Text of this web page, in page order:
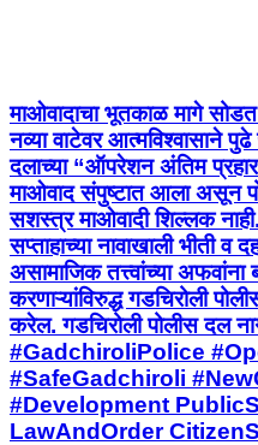
माओवादाचा भूतकाळ मागे सोडत
नव्या वाटेवर आत्मविश्वासाने
दलाच्या “ऑपरेशन अंतिम
माओवाद संपुष्टात आला असून
सशस्त्र माओवादी शिल्लक
सप्ताहाच्या नावाखाली भीती व
असामाजिक तत्त्वांच्या अफवांना
करणाऱ्यांविरुद्ध गडचिरोली
करेल. गडचिरोली पोलीस दल
#GadchiroliPolice
#SafeGadchiroli
#Development
LawAndOrder